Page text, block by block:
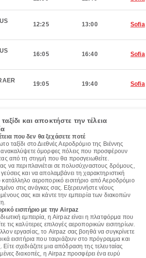
12:25 13:00 Sofia
16:05 16:40 Sofia
19:05 19:40 Sofia
και αποκτήστε την τέλεια
που δεν θα ξεχάσετε ποτέ
ταξίδι στο Διεθνές Αεροδρόμιο της Βιέννης
όμορφες πόλεις που προσφέρουν
από τη στιγμή που θα προσγειωθείτε.
να περιπλανιέται σε πολυσύχναστους δρόμους,
και να απολαμβάνει τη χαρακτηριστική
κατάλληλο αεροπορικό εισιτήριο από Αεροδρόμιο
στις ανάγκες σας. Εξερευνήστε νέους
σας και κάντε την εμπειρία των διακοπών
εισιτήριο με την Airpaz
εμπειρία, η Airpaz είναι η πλατφόρμα που
τις καλύτερες επιλογές αεροπορικών εισιτηρίων.
εργασίας, το Airpaz σας βοηθά να συγκρίνετε
εισιτήρια που ταιριάζουν στο πρόγραμμα και
σχεδιάζετε μια απόδραση της τελευταίας
διακοπές, η Airpaz προσφέρει ένα ευρύ